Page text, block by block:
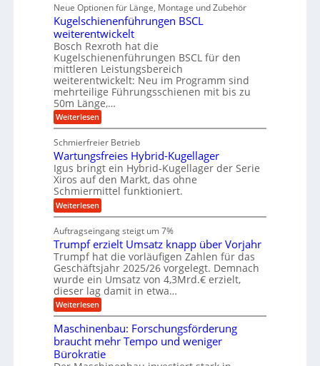
u
e
U
m
g
e
b
u
n
g
e
n
n
g
l
l
e
n
g
f
ü
r
R
a
p
i
d
-
M
a
s
c
h
i
n
e
n
v
o
n
o
e
r
A
u
t
o
m
o
t
i
v
e
u
n
d
M
a
s
c
h
i
n
n
b
a
u
g
i
t
a
l
e
r
W
e
r
k
z
e
u
g
k
r
e
i
s
l
a
u
f
Neue Optionen für Länge, Montage und Zubehör
Kugelschienenführungen BSCL
weiterentwickelt
Bosch Rexroth hat die
Kugelschienenführungen BSCL für den
mittleren Leistungsbereich
weiterentwickelt: Neu im Programm sind
mehrteilige Führungsschienen mit bis zu
50m Länge,…
Weiterlesen:
K
g
e
l
s
c
h
i
e
e
n
f
ü
h
r
u
n
g
e
n
B
S
Schmierfreier Betrieb
Wartungsfreies Hybrid-Kugellager
Igus bringt ein Hybrid-Kugellager der Serie
Xiros auf den Markt, das ohne
Schmiermittel funktioniert.
Weiterlesen:
W
r
t
u
n
g
s
f
r
e
e
s
H
Auftragseingang steigt um 7%
Trumpf erzielt Umsatz knapp über Vorjahr
Trumpf hat die vorläufigen Zahlen für das
Geschäftsjahr 2025/26 vorgelegt. Demnach
wurde ein Umsatz von 4,3Mrd.€ erzielt,
dieser lag damit in etwa…
Weiterlesen:
T
u
m
p
f
Maschinenbau: Forschungsförderung
braucht mehr Tempo und weniger
Bürokratie